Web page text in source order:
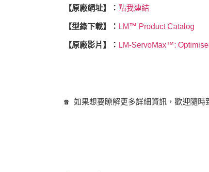
【原廠網址】： 點我連結
【型錄下載】： LM™ Product Catalog
【原廠影片】： LM-ServoMax™:
☎ 如果想要瞭解更多詳細資訊，歡迎隨時